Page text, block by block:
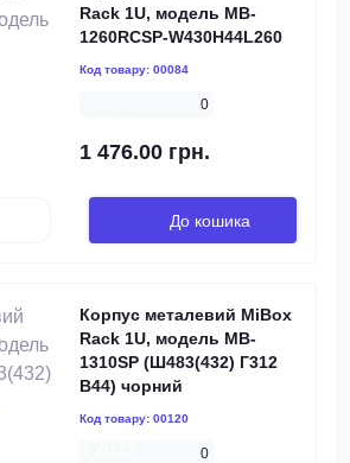
Rack 1U, модель MB-
1260RCSP-W430H44L260
Код товару: 00084
0
1 476.00 грн.
До кошика
Корпус металевий MiBox
Rack 1U, модель MB-
1310SP (Ш483(432) Г312
В44) чорний
Код товару: 00120
0